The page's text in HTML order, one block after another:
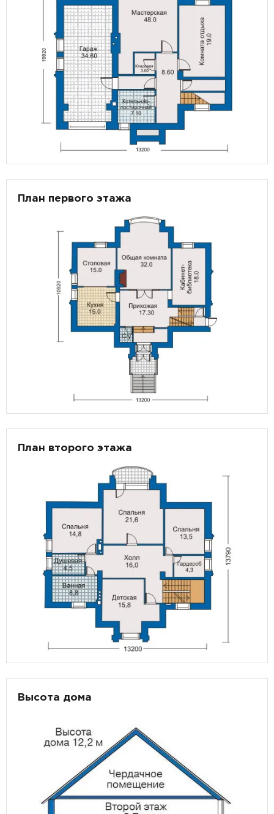
План первого этажа
План второго этажа
Высота дома